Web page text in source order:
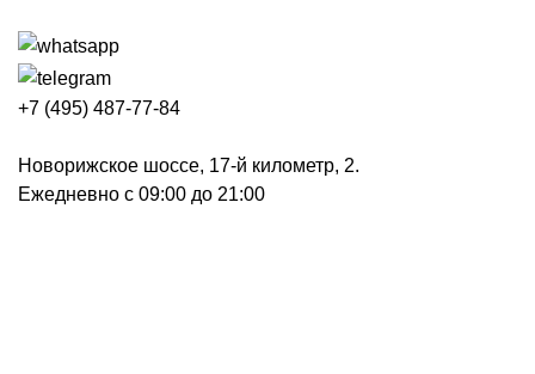
+7 (495) 487-77-84
Новорижское шоссе, 17-й километр, 2.
Ежедневно с 09:00 до 21:00